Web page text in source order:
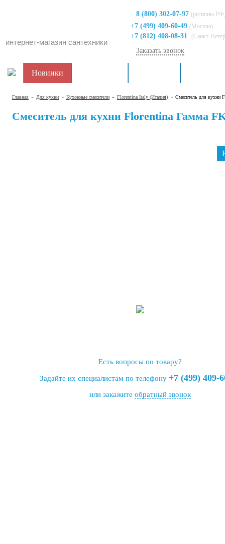
интернет-магазин сантехники
8 (800) 302-07-97 (регионы
+7 (499) 409-60-49 (Москва)
+7 (812) 408-08-31 (Санкт-
Заказать звонок
Новинки
Главная » Для кухни » Кухонные смесители » Florentina Italy (Италия) » Смеситель для кухни
Смеситель для кухни Florentina Гамма
Есть вопросы по товару?
Задайте их специалистам по телефону +7 (499) 409-
или закажите обратный звонок